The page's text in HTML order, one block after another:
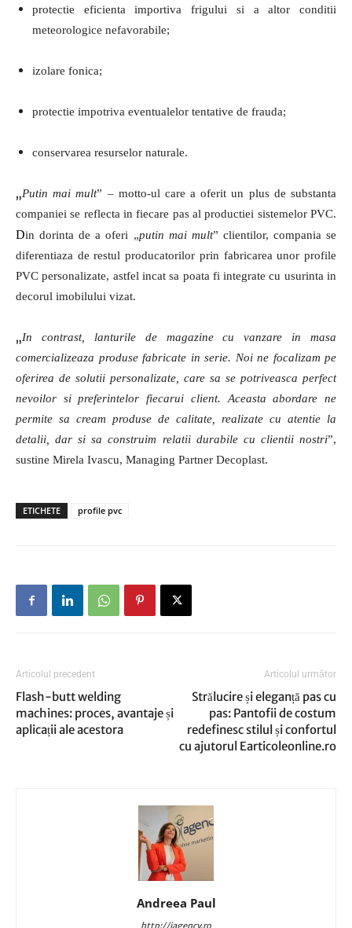
protectie eficienta importiva frigului si a altor conditii
meteorologice nefavorabile;
izolare fonica;
protectie impotriva eventualelor tentative de frauda;
conservarea resurselor naturale.
„Putin mai mult” – motto-ul care a oferit un plus de substanta
companiei se reflecta in fiecare pas al productiei sistemelor PVC.
Din dorinta de a oferi „putin mai mult” clientilor, compania se
diferentiaza de restul producatorilor prin fabricarea unor profile
PVC personalizate, astfel incat sa poata fi integrate cu usurinta in
decorul imobilului vizat.
„In contrast, lanturile de magazine cu vanzare in masa
comercializeaza produse fabricate in serie. Noi ne focalizam pe
oferirea de solutii personalizate, care sa se potriveasca perfect
nevoilor si preferintelor fiecarui client. Aceasta abordare ne
permite sa cream produse de calitate, realizate cu atentie la
detalii, dar si sa construim relatii durabile cu clientii nostri”,
sustine Mirela Ivascu, Managing Partner Decoplast.
ETICHETE profile pvc
Articolul precedent
Flash-butt welding
machines: proces, avantaje și
aplicații ale acestora
Articolul următor
Strălucire și eleganță pas cu
pas: Pantofii de costum
redefinesc stilul și confortul
cu ajutorul Earticoleonline.ro
Andreea Paul
http://iagency.ro